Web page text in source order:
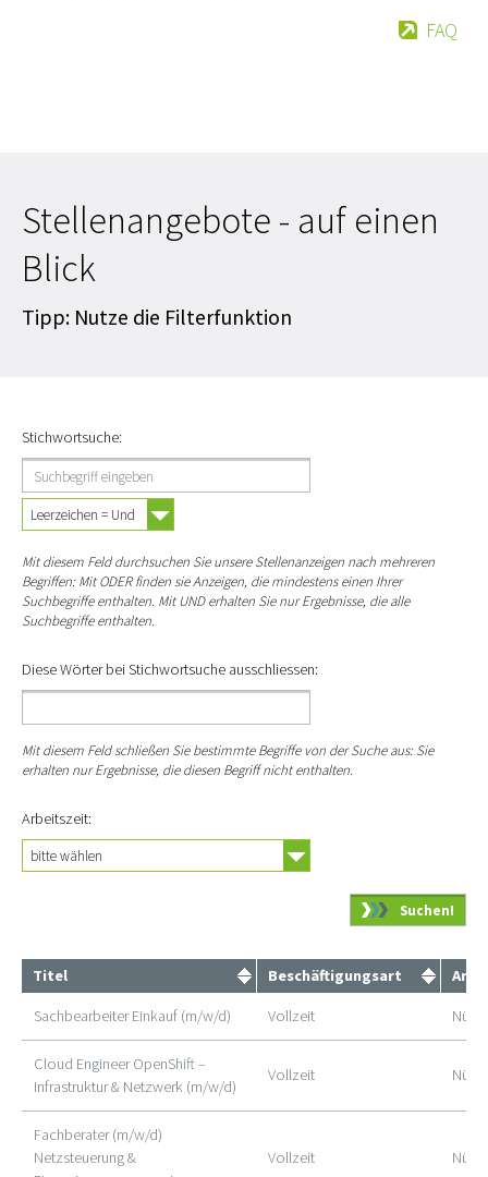
FAQ
Stellenangebote - auf einen
Blick
Tipp: Nutze die Filterfunktion
Stichwortsuche:
Mit diesem Feld durchsuchen Sie unsere Stellenanzeigen nach mehreren
Begriffen: Mit ODER finden sie Anzeigen, die mindestens einen Ihrer
Suchbegriffe enthalten. Mit UND erhalten Sie nur Ergebnisse, die alle
Suchbegriffe enthalten.
Diese Wörter bei Stichwortsuche ausschliessen:
Mit diesem Feld schließen Sie bestimmte Begriffe von der Suche aus: Sie
erhalten nur Ergebnisse, die diesen Begriff nicht enthalten.
Arbeitszeit:
Titel Beschäftigungsart
Sachbearbeiter Einkauf (m/w/d) Vollzeit
Cloud Engineer OpenShift –
Infrastruktur & Netzwerk (m/w/d)
Vollzeit
Fachberater (m/w/d)
Netzsteuerung &
Vollzeit